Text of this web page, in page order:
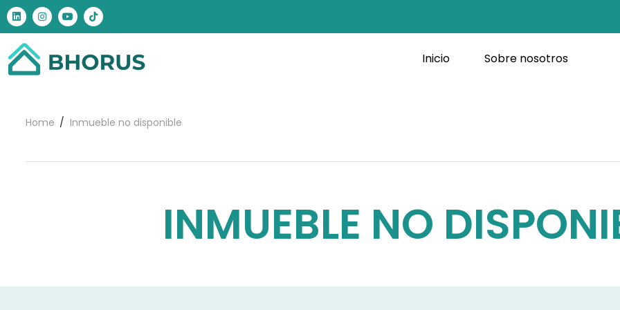
Inicio Sobre nosotros
Home Inmueble no disponible
INMUEBLE NO